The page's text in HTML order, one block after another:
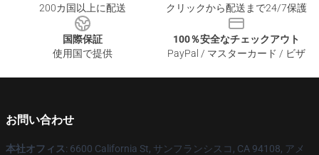
200カ国以上に配送
クリックから配送まで24/7保護
国際保証
使用国で提供
100％安全なチェックアウト
PayPal / マスターカード / ビザ
お問い合わせ
本社オフィス: 6600 California St, サンフランシスコ, CA 94108, アメ